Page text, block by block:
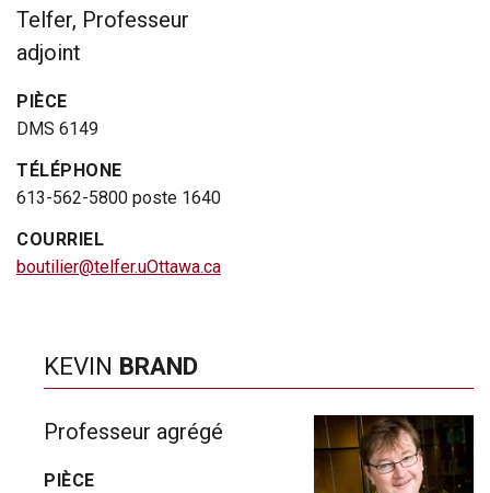
Telfer, Professeur
adjoint
PIÈCE
DMS 6149
TÉLÉPHONE
613-562-5800 poste 1640
COURRIEL
boutilier@telfer.uOttawa.ca
KEVIN BRAND
Professeur agrégé
PIÈCE